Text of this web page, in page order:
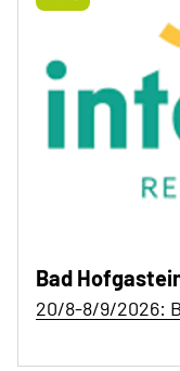
Bad
20/8-8/9/2026: